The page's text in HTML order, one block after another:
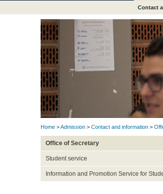
Contact
Home >Admission > Contact and information >
Office of Secretary
Student service
Information and Promotion Service for